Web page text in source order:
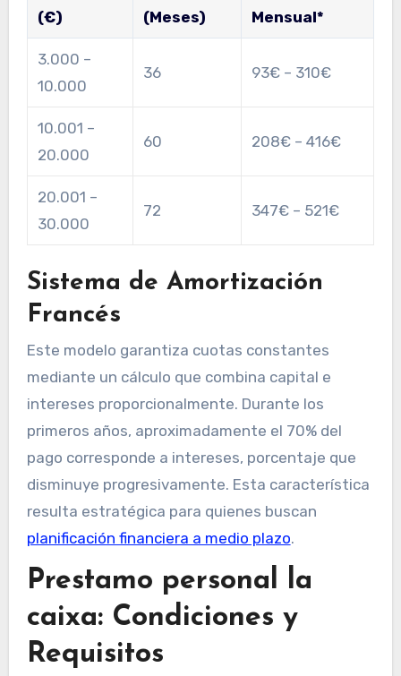
(€)
(Meses)
Mensual*
3.000 –
10.000
36 93€ – 310€
10.001 –
20.000
60 208€ – 416€
20.001 –
30.000
72 347€ – 521€
Sistema de Amortización
Francés
Este modelo garantiza cuotas constantes
mediante un cálculo que combina capital e
intereses proporcionalmente. Durante los
primeros años, aproximadamente el 70% del
pago corresponde a intereses, porcentaje que
disminuye progresivamente. Esta característica
resulta estratégica para quienes buscan
planificación financiera a medio plazo.
Prestamo personal la
caixa: Condiciones y
Requisitos